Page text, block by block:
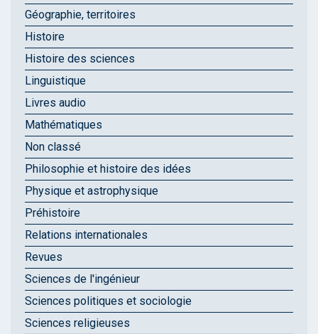
Géographie, territoires
Histoire
Histoire des sciences
Linguistique
Livres audio
Mathématiques
Non classé
Philosophie et histoire des idées
Physique et astrophysique
Préhistoire
Relations internationales
Revues
Sciences de l'ingénieur
Sciences politiques et sociologie
Sciences religieuses